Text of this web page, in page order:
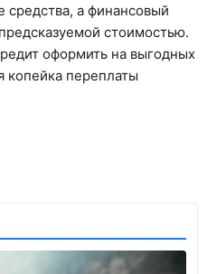
средства, а финансовый
стоимостью.
оформить на выгодных
копейка переплаты